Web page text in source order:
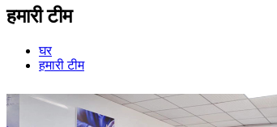
हमारी टीम
घर
हमारी टीम